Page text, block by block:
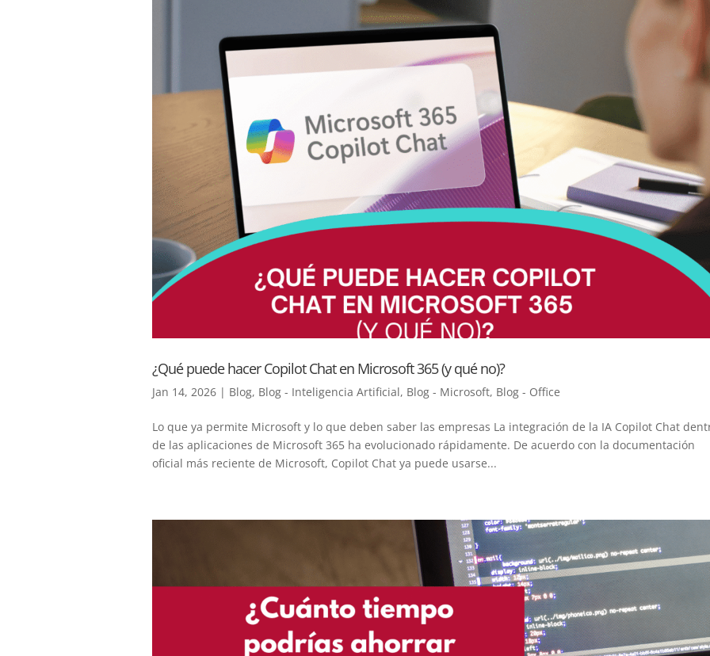
¿Qué puede hacer Copilot Chat en Microsoft 365 (y qué no)?
Jan 14, 2026 | Blog, Blog - Inteligencia Artificial, Blog - Microsoft, Blog - Office
Lo que ya permite Microsoft y lo que deben saber las empresas La integración de la IA Copilot Chat
de las aplicaciones de Microsoft 365 ha evolucionado rápidamente. De acuerdo con la documentación
oficial más reciente de Microsoft, Copilot Chat ya puede usarse...